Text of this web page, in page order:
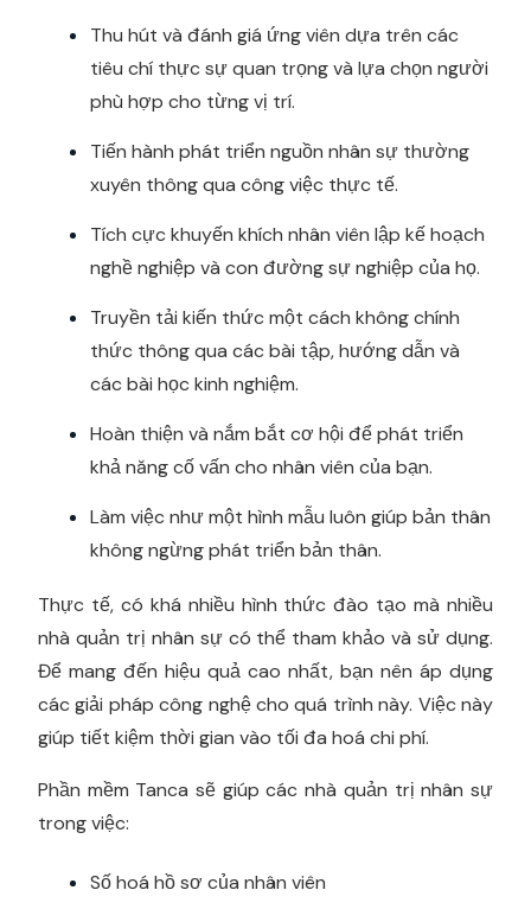
Thu hút và đánh giá ứng viên dựa trên các
tiêu chí thực sự quan trọng và lựa chọn người
phù hợp cho từng vị trí.
Tiến hành phát triển nguồn nhân sự thường
xuyên thông qua công việc thực tế.
Tích cực khuyến khích nhân viên lập kế hoạch
nghề nghiệp và con đường sự nghiệp của họ.
Truyền tải kiến ​​thức một cách không chính
thức thông qua các bài tập, hướng dẫn và
các bài học kinh nghiệm.
Hoàn thiện và nắm bắt cơ hội để phát triển
khả năng cố vấn cho nhân viên của bạn.
Làm việc như một hình mẫu luôn giúp bản thân
không ngừng phát triển bản thân.
Thực tế, có khá nhiều hình thức đào tạo mà nhiều
nhà quản trị nhân sự có thể tham khảo và sử dụng.
Để mang đến hiệu quả cao nhất, bạn nên áp dụng
các giải pháp công nghệ cho quá trình này. Việc này
giúp tiết kiệm thời gian vào tối đa hoá chi phí.
Phần mềm Tanca sẽ giúp các nhà quản trị nhân sự
trong việc:
Số hoá hồ sơ của nhân viên